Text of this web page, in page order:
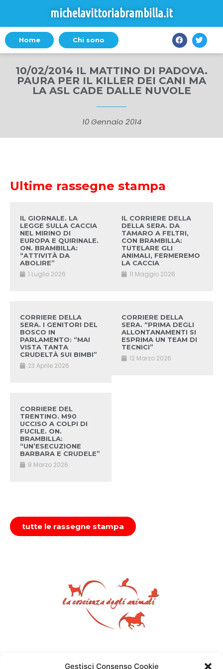
Gestisci Consenso Cookie
michelavittoriabrambilla.it
Home Chi sono
10/02/2014 IL MATTINO DI PADOVA.
PAURA PER IL KILLER DEI CANI MA
LA ASL CADE DALLE NUVOLE
10 Gennaio 2014
Ultime rassegne stampa
IL GIORNALE. LA
LEGGE SULLA CACCIA
NEL MIRINO DI
EUROPA E QUIRINALE.
ON. BRAMBILLA:
“ATTIVITÀ DA
ABOLIRE”
1 Luglio 2026
IL CORRIERE DELLA
DELLA SERA. DA
TAMARO A FELTRI,
CON BRAMBILLA:
TUTELARE GLI
ANIMALI, FERMEREMO
LA CACCIA
11 Maggio 2026
CORRIERE DELLA
SERA. I GENITORI DEL
BOSCO IN
PARLAMENTO: “MAI
VISTA TANTA
CRUDELTÀ SUI BIMBI”
23 Aprile 2026
CORRIERE DELLA
SERA. “PRIMA DEGLI
ALLONTANAMENTI SI
ESPRIMA UN TEAM DI
TECNICI”
12 Marzo 2026
CORRIERE DEL
TRENTINO. M90
UCCISO A COLPI DI
FUCILE. ON.
BRAMBILLA:
“UN’ESECUZIONE
BARBARA E CRUDELE”
8 Marzo 2026
tutte le rassegne stampa